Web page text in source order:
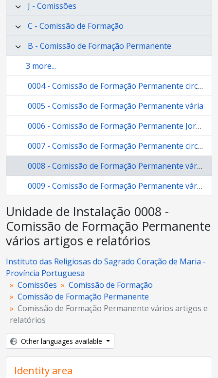
J - Comissões
C - Comissão de Formação
B - Comissão de Formação Permanente
3 more...
0004 - Comissão de Formação Permanente circulares vária
0005 - Comissão de Formação Permanente vária
0006 - Comissão de Formação Permanente Jornadas de Estudo Linhas de Orientação do Instituto para a Formação Permanente
0007 - Comissão de Formação Permanente circulares
0008 - Comissão de Formação Permanente vários artigos e relatórios
0009 - Comissão de Formação Permanente vária – 1997/1998 atas
Unidade de Instalação 0008 -
Comissão de Formação Permanente
vários artigos e relatórios
Instituto das Religiosas do Sagrado Coração de Maria -
Província Portuguesa
Comissões
Comissão de Formação
Comissão de Formação Permanente
Comissão de Formação Permanente vários artigos e
relatórios
Other languages available
Identity area